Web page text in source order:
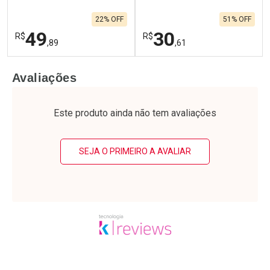
R$49,89
22% OFF
Laboratório
Por Menos
R$30,61
51% OFF
Laboratório
Por Menos
Avaliações
Este produto ainda não tem avaliações
SEJA O PRIMEIRO A AVALIAR